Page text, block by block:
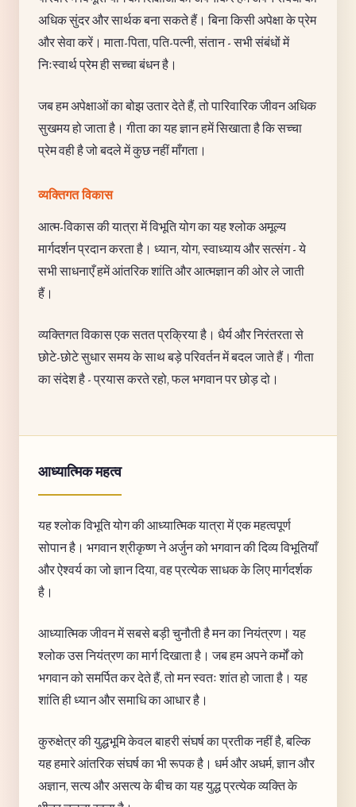
अधिक सुंदर और सार्थक बना सकते हैं। बिना किसी अपेक्षा के प्रेम
और सेवा करें। माता-पिता, पति-पत्नी, संतान - सभी संबंधों में
निःस्वार्थ प्रेम ही सच्चा बंधन है।
जब हम अपेक्षाओं का बोझ उतार देते हैं, तो पारिवारिक जीवन अधिक
सुखमय हो जाता है। गीता का यह ज्ञान हमें सिखाता है कि सच्चा
प्रेम वही है जो बदले में कुछ नहीं माँगता।
व्यक्तिगत विकास
आत्म-विकास की यात्रा में विभूति योग का यह श्लोक अमूल्य
मार्गदर्शन प्रदान करता है। ध्यान, योग, स्वाध्याय और सत्संग - ये
सभी साधनाएँ हमें आंतरिक शांति और आत्मज्ञान की ओर ले जाती
हैं।
व्यक्तिगत विकास एक सतत प्रक्रिया है। धैर्य और निरंतरता से
छोटे-छोटे सुधार समय के साथ बड़े परिवर्तन में बदल जाते हैं। गीता
का संदेश है - प्रयास करते रहो, फल भगवान पर छोड़ दो।
आध्यात्मिक महत्व
यह श्लोक विभूति योग की आध्यात्मिक यात्रा में एक महत्वपूर्ण
सोपान है। भगवान श्रीकृष्ण ने अर्जुन को भगवान की दिव्य विभूतियाँ
और ऐश्वर्य का जो ज्ञान दिया, वह प्रत्येक साधक के लिए मार्गदर्शक
है।
आध्यात्मिक जीवन में सबसे बड़ी चुनौती है मन का नियंत्रण। यह
श्लोक उस नियंत्रण का मार्ग दिखाता है। जब हम अपने कर्मों को
भगवान को समर्पित कर देते हैं, तो मन स्वतः शांत हो जाता है। यह
शांति ही ध्यान और समाधि का आधार है।
कुरुक्षेत्र की युद्धभूमि केवल बाहरी संघर्ष का प्रतीक नहीं है, बल्कि
यह हमारे आंतरिक संघर्ष का भी रूपक है। धर्म और अधर्म, ज्ञान और
अज्ञान, सत्य और असत्य के बीच का यह युद्ध प्रत्येक व्यक्ति के